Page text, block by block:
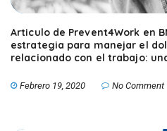
Articulo de Prevent4Work en
estrategia para manejar el
relacionado con el trabajo:
Febrero 19, 2020 No Comment